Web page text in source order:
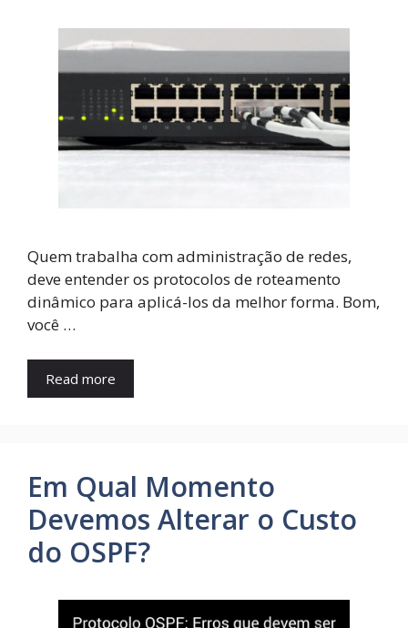
Quem trabalha com administração de redes,
deve entender os protocolos de roteamento
dinâmico para aplicá-los da melhor forma. Bom,
você …
Read more
Em Qual Momento
Devemos Alterar o Custo
do OSPF?